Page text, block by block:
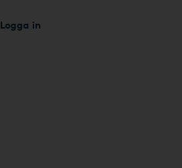
Logga in